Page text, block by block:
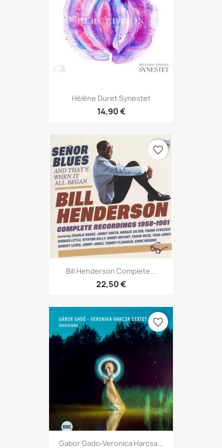
Hélène Duret Synestet
14,90 €
Bill Henderson Complete...
22,50 €
favorite_border
Gabor Gado-Veronica Harcsa...
favorite_border